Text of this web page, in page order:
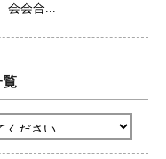
会会合...